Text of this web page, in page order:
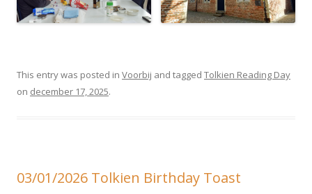
This entry was posted in Voorbij and tagged Tolkien Reading Day
on december 17, 2025.
03/01/2026 Tolkien Birthday Toast